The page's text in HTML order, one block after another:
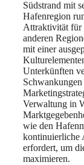
Südstrand mit
Hafenregion
Attraktivität für
anderen
mit einer
Unterkünften
Verwaltung in
wie den
kontinuierliche
erfordert, um
maximieren.